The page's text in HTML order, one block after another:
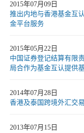
2015年07月09日
推出内地与香港基金互
金平台服务
2015年05月22日
中国证券登记结算有限
局合作为基金互认提供
2014年07月28日
香港及泰国跨境外汇交
2013年07月15日